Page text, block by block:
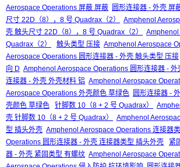
Aerospace Operations 屏蔽 屏蔽 圆形连接器 - 外壳 屏
尺寸 22D（8），8 号 Quadrax（2）
Amphenol
壳 触头尺寸 22D（8），8 号 Quadrax（2）
Amphenol
Quadrax（2）
触头类型 压接 Amphenol Aerospace
Aerospace Operations 圆形连接器 - 外壳 触头类型 压接
向 D Amphenol Aerospace Operations 圆形连接器 - 外
连接器 - 外壳 外壳材料 铝 Amphenol Aerospace
Aerospace Operations 外壳颜色 草绿色 圆形连接器 -
壳颜色 草绿色
针脚数 10（8 + 2 号 Quadrax）
壳 针脚数 10（8 + 2 号 Quadrax）
Amphenol
型 插头外壳 Amphenol Aerospace Operations 连接器
Operations 圆形连接器 - 外壳 连接器类型 插头外壳
紧
器 - 外壳 紧固类型 有螺纹 Amphenol Aerospace